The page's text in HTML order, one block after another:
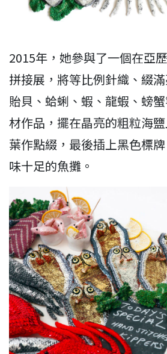
2015年，她參與了一個在亞
拼接展，將等比例針織、綴
貽貝、蛤蜊、蝦、龍蝦、螃
材作品，擺在晶亮的粗粒海
葉作點綴，最後插上黑色標
味十足的魚攤。